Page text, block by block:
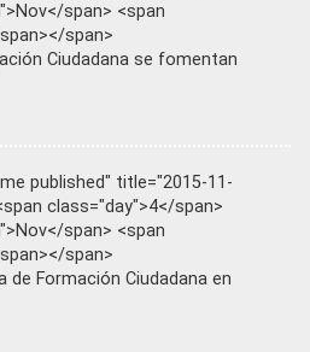
span> <span
span>
Ciudadana se fomentan
published" title="2015-11-
class="day">4</span>
span> <span
span>
de Formación Ciudadana en